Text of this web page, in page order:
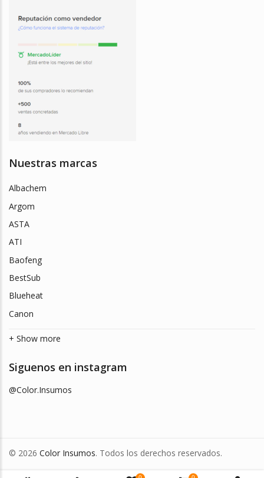
Nuestras marcas
Albachem
Argom
ASTA
ATI
Baofeng
BestSub
Blueheat
Canon
+ Show more
Siguenos en instagram
@Color.Insumos
© 2026 Color Insumos. Todos los derechos reservados.